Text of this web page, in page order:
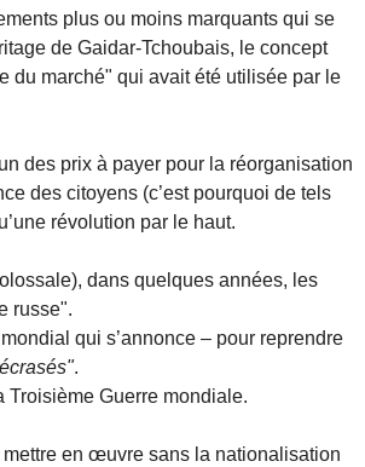
plus ou moins marquants qui se
de Gaidar-Tchoubais, le concept
du marché" qui avait été utilisée par le
des prix à payer pour la réorganisation
des citoyens (c’est pourquoi de tels
révolution par le haut.
dans quelques années, les
russe".
qui s’annonce – pour reprendre
.
Troisième Guerre mondiale.
mettre en œuvre sans la nationalisation